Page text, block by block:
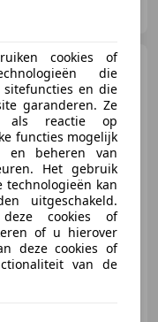
Leon
2.0 TSI FR DSG
CARPLAY SFEERVER.
140 kW (190 PK)
cookies of
die
sitefuncties en die
garanderen. Ze
als reactie op
functies mogelijk
en beheren van
Het gebruik
technologieën kan
uitgeschakeld.
cookies of
of u hierover
deze cookies of
van de